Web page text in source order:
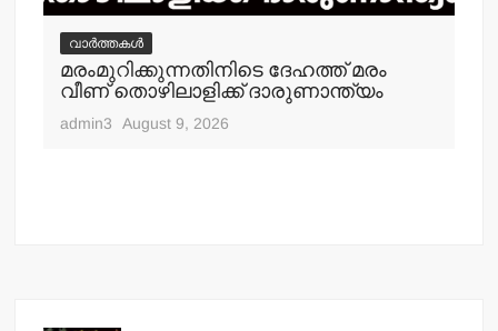
വാർത്തകൾ
മരംമുറിക്കുന്നതിനിടെ ദേഹത്ത് മരം
വീണ് തൊഴിലാളിക്ക് ദാരുണാന്ത്യം
admin3 August 9, 2026